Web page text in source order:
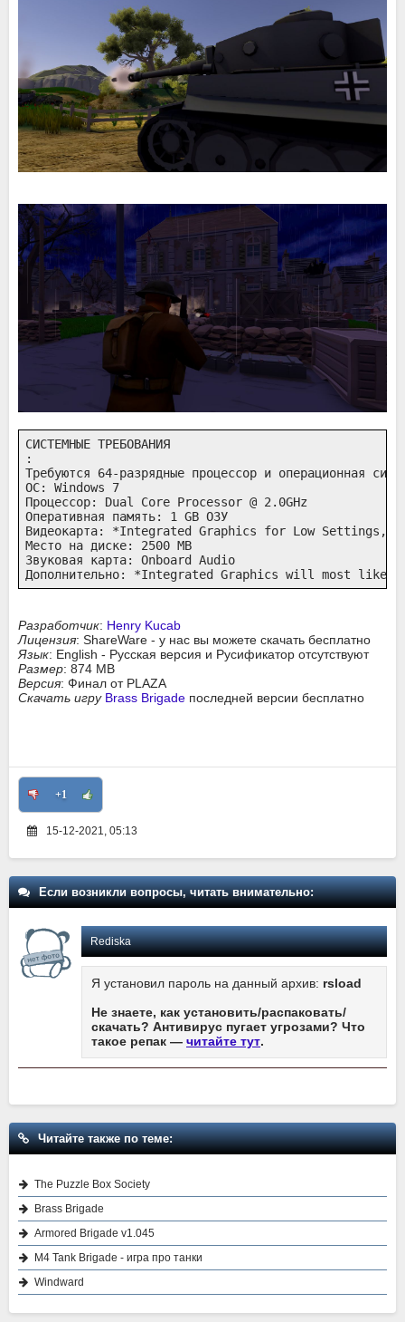
СИСТЕМНЫЕ ТРЕБОВАНИЯ
:
Требуются 64-разрядные процессор и операционная
ОС: Windows 7
Процессор: Dual Core Processor @ 2.0GHz
Оперативная память: 1 GB ОЗУ
Видеокарта: *Integrated Graphics for Low Settings,
Место на диске: 2500 MB
Звуковая карта: Onboard Audio
Дополнительно: *Integrated Graphics will most
Разработчик: Henry Kucab
Лицензия: ShareWare - у нас вы можете скачать бесплатно
Язык: English - Русская версия и Русификатор отсутствуют
Размер: 874 MB
Версия: Финал от PLAZA
Скачать игру Brass Brigade последней версии бесплатно
+1
15-12-2021, 05:13
Если возникли вопросы, читать внимательно:
Rediska
Я установил пароль на данный архив: rsload
Не знаете, как установить/распаковать/
скачать? Антивирус пугает угрозами? Что
такое репак — читайте тут.
Читайте также по теме:
The Puzzle Box Society
Brass Brigade
Armored Brigade v1.045
M4 Tank Brigade - игра про танки
Windward